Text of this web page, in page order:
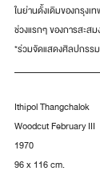
ในย่านดั้งเดิมของกรุงเ
ช่วงแรกๆ ของการสะ
*ร่วมจัดแสดงศิลปกรร
Ithipol Thangchalok
Woodcut February III
1970
96 x 116 cm.